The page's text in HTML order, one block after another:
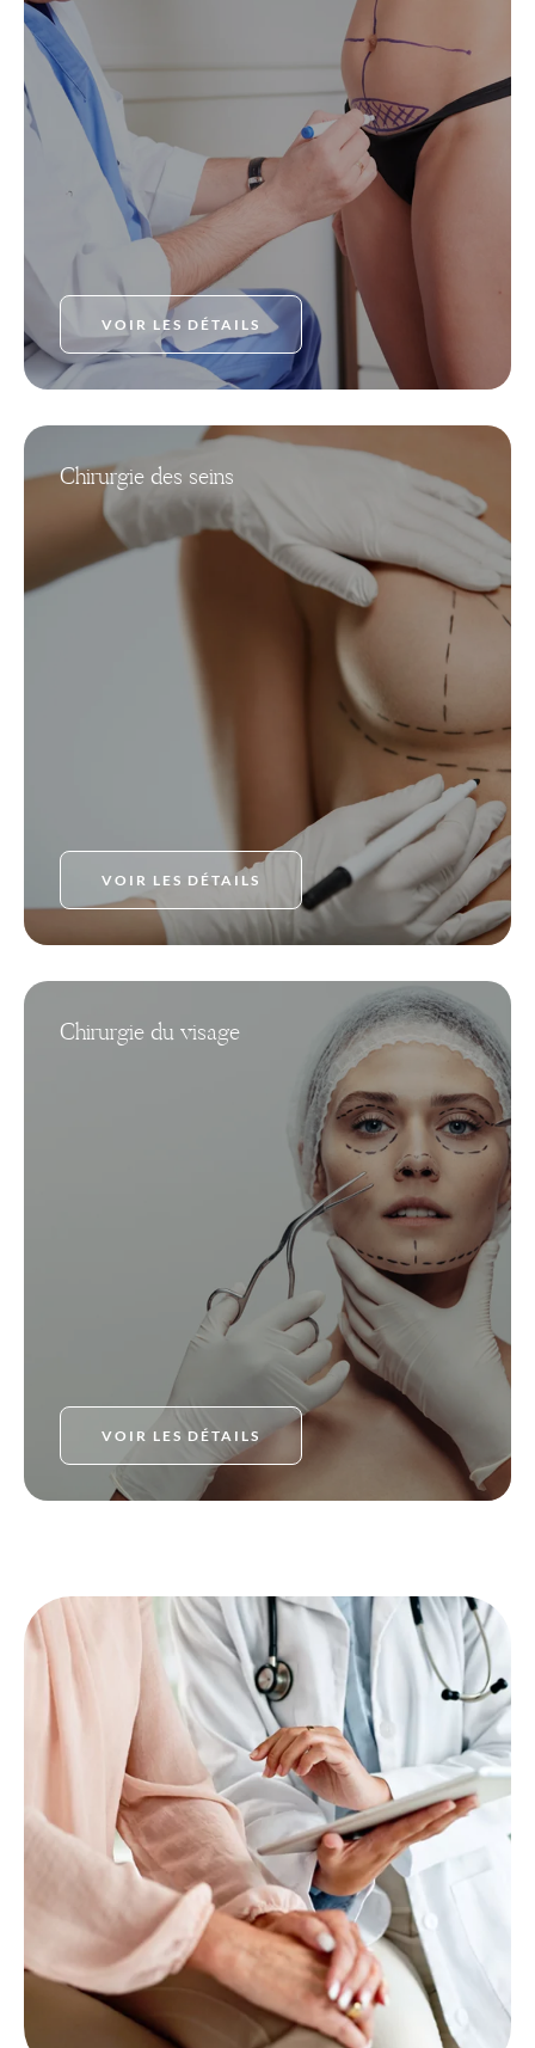
VOIR LES DÉTAILS
Chirurgie des seins
VOIR LES DÉTAILS
Chirurgie du visage
VOIR LES DÉTAILS